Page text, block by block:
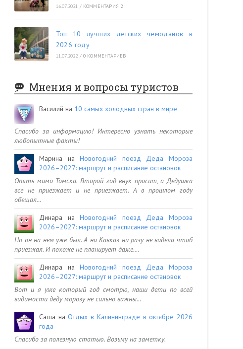
16.07.2021 / КОММЕНТАРИЯ 2
Топ 10 лучших детских чемоданов в
2026 году
11.07.2022 / 0 КОММЕНТАРИЕВ
Мнения и вопросы туристов
Василий на 10 самых холодных стран в мире
Спасибо за информацию! Интересно узнать некоторые
любопытные факты!
Марина наНовогодний поезд Деда Мороза
2026–2027: маршрут и расписание остановок
Опять мимо Томска. Второй год внук просит, а Дедушка
все не приезжает и не приезжает. А в прошлом году
обещал…
Динара наНовогодний поезд Деда Мороза
2026–2027: маршрут и расписание остановок
Но он на нем уже был. А на Кавказ ни разу не видела чтоб
приезжал. И похоже не планирует даже.…
Динара наНовогодний поезд Деда Мороза
2026–2027: маршрут и расписание остановок
Вот и я уже который год смотрю, наши дети по всей
видимости деду морозу не сильно важны…
Саша наОтдых в Калининграде в октябре 2026
года
Спасибо за полезную статью. Возьму на заметку.